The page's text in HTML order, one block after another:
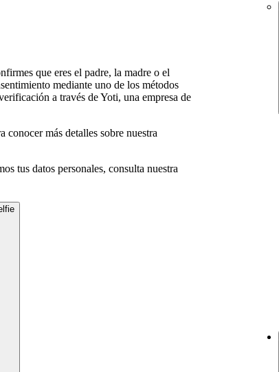
que eres el padre, la madre o el
mediante uno de los métodos
a través de Yoti, una empresa de
conocer más detalles sobre nuestra
tus datos personales, consulta nuestra